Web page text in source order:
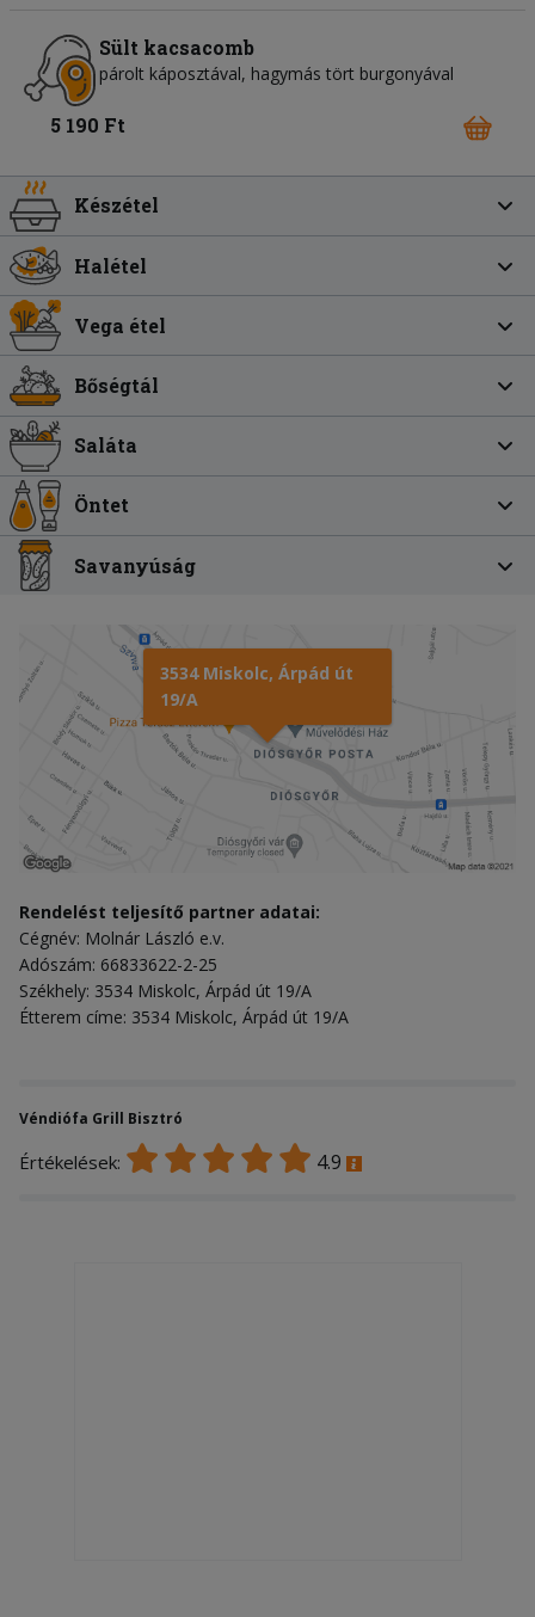
Sült kacsacomb
párolt káposztával, hagymás tört burgonyával
5 190 Ft
Készétel
Halétel
Vega étel
Bőségtál
Saláta
Öntet
Savanyúság
3534 Miskolc, Árpád út
19/A
Rendelést teljesítő partner adatai:
Cégnév: Molnár László e.v.
Adószám: 66833622-2-25
Székhely: 3534 Miskolc, Árpád út 19/A
Étterem címe: 3534 Miskolc, Árpád út 19/A
Véndiófa Grill Bisztró
Értékelések: 4.9